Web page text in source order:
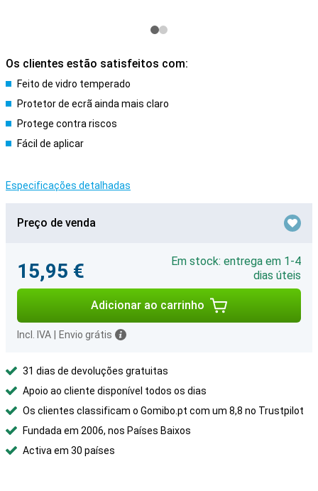
Os clientes estão satisfeitos com:
Feito de vidro temperado
Protetor de ecrã ainda mais claro
Protege contra riscos
Fácil de aplicar
Especificações detalhadas
Preço de venda
15,95 €
Em stock: entrega em 1-4
dias úteis
Adicionar ao carrinho
Incl. IVA Envio grátis
31 dias de devoluções gratuitas
Apoio ao cliente disponível todos os dias
Os clientes classificam o Gomibo.pt com um 8,8 no Trustpilot
Fundada em 2006, nos Países Baixos
Activa em 30 países